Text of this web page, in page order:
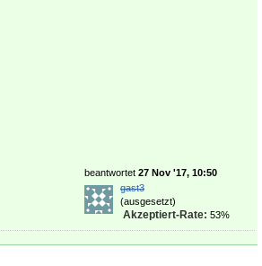
beantwortet 27 Nov '17, 10:50
gast3
(ausgesetzt)
Akzeptiert-Rate: 53%